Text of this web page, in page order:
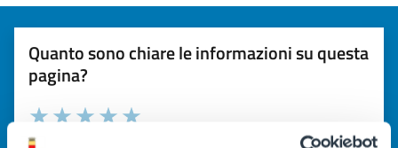
Quanto sono chiare le informazioni su questa
pagina?
Valuta la chiarezza delle informazioni (da 1 a 5 stelle)
Seleziona il numero di stelle per valutare la chiarezza delle
Valuta 1 stelle su 5